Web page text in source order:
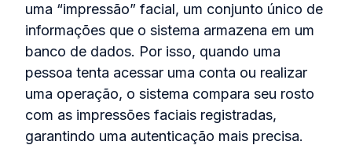
uma “impressão” facial, um conjunto único de
informações que o sistema armazena em um
banco de dados. Por isso, quando uma
pessoa tenta acessar uma conta ou realizar
uma operação, o sistema compara seu rosto
com as impressões faciais registradas,
garantindo uma autenticação mais precisa.